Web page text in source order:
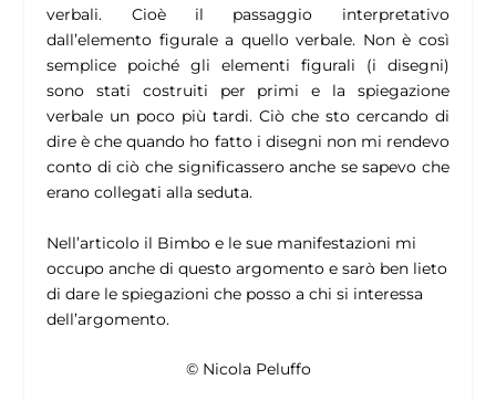
verbali. Cioè il passaggio interpretativo
dall’elemento figurale a quello verbale. Non è così
semplice poiché gli elementi figurali (i disegni)
sono stati costruiti per primi e la spiegazione
verbale un poco più tardi. Ciò che sto cercando di
dire è che quando ho fatto i disegni non mi rendevo
conto di ciò che significassero anche se sapevo che
erano collegati alla seduta.
Nell’articolo il Bimbo e le sue manifestazioni mi
occupo anche di questo argomento e sarò ben lieto
di dare le spiegazioni che posso a chi si interessa
dell’argomento.
© Nicola Peluffo